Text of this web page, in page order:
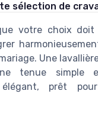
sélection de
votre choix
Une
tenue simple
élégant, prêt